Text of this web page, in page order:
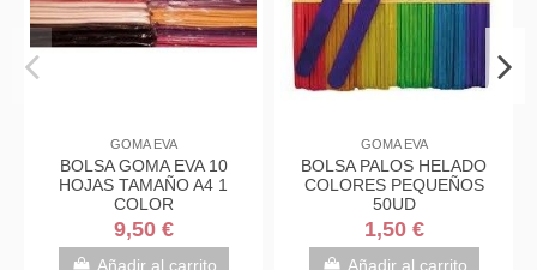
GOMA EVA
BOLSA GOMA EVA 10
HOJAS TAMAÑO A4 1
COLOR
9,50 €
Añadir al carrito
GOMA EVA
BOLSA PALOS HELADO
COLORES PEQUEÑOS
50UD
1,50 €
Añadir al carrito